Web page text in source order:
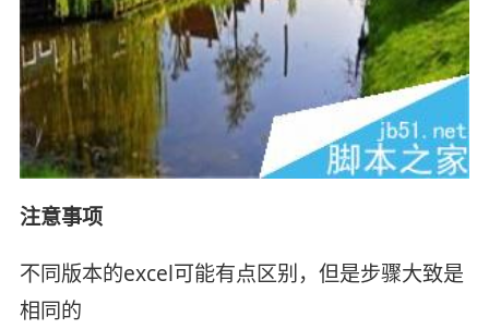
注意事项
不同版本的excel可能有点区别，但是步骤大致是
相同的